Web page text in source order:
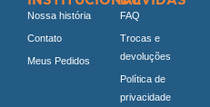
Nossa história
Contato
Meus Pedidos
FAQ
Trocas e
devoluções
Política de
privacidade